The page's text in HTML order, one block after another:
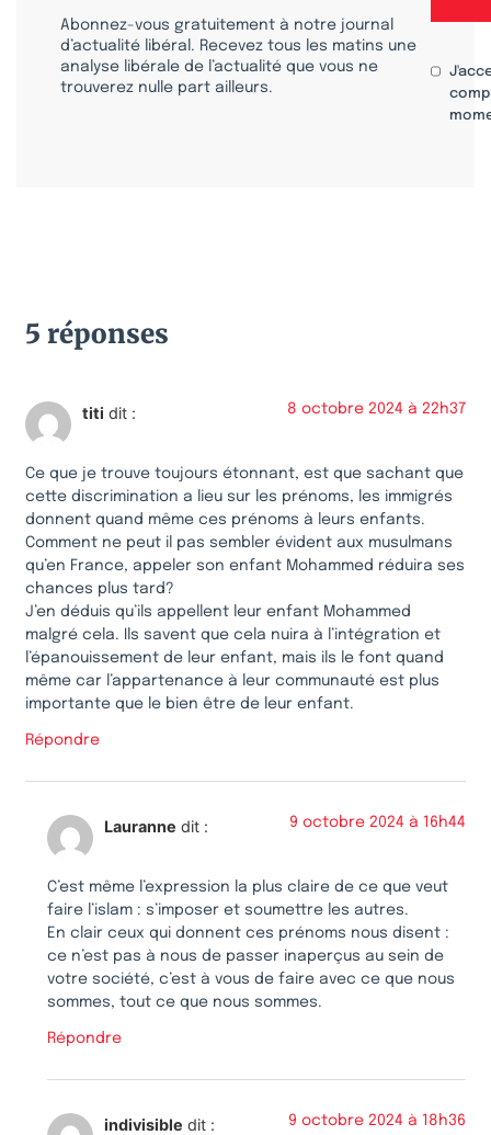
Abonnez-vous gratuitement à notre journal
d’actualité libéral. Recevez tous les matins une
analyse libérale de l’actualité que vous ne
trouverez nulle part ailleurs.
5 réponses
titi dit : 8 octobre 2024 à 22h37
Ce que je trouve toujours étonnant, est que sachant que
cette discrimination a lieu sur les prénoms, les immigrés
donnent quand même ces prénoms à leurs enfants.
Comment ne peut il pas sembler évident aux musulmans
qu’en France, appeler son enfant Mohammed réduira ses
chances plus tard?
J’en déduis qu’ils appellent leur enfant Mohammed
malgré cela. Ils savent que cela nuira à l’intégration et
l’épanouissement de leur enfant, mais ils le font quand
même car l’appartenance à leur communauté est plus
importante que le bien être de leur enfant.
Répondre
Lauranne dit : 9 octobre 2024 à 16h44
C’est même l’expression la plus claire de ce que veut
faire l’islam : s’imposer et soumettre les autres.
En clair ceux qui donnent ces prénoms nous disent :
ce n’est pas à nous de passer inaperçus au sein de
votre société, c’est à vous de faire avec ce que nous
sommes, tout ce que nous sommes.
Répondre
indivisible dit : 9 octobre 2024 à 18h36